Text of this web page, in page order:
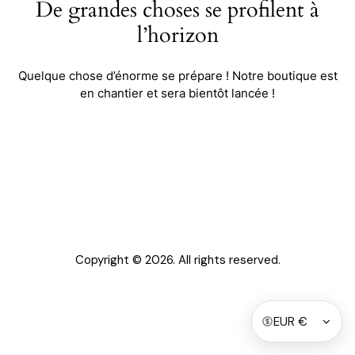
De grandes choses se profilent à
l’horizon
Quelque chose d’énorme se prépare ! Notre boutique est
en chantier et sera bientôt lancée !
Copyright © 2026. All rights reserved.